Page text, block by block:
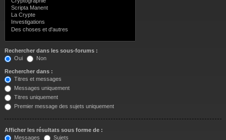
Rechercher dans les sous-forums :
Oui
Non
Rechercher dans :
Titres et messages
Messages uniquement
Titres uniquement
Premier message des sujets uniquement
Afficher les résultats sous forme de :
Messages
Sujets